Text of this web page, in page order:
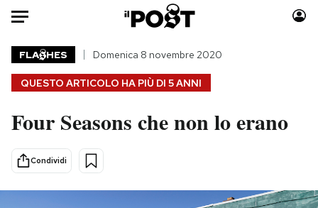
Auto
HOME
Italia
Politica
Moda
Ok Boomer!
QUESTO ARTICOLO HA PIÙ DI 5 ANNI
FLA HES Domenica 8 novembre 2020
Four Seasons che non lo erano
Condividi